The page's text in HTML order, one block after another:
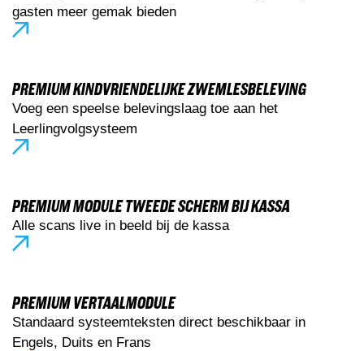
gasten meer gemak bieden
PREMIUM KINDVRIENDELIJKE ZWEMLESBELEVING
Voeg een speelse belevingslaag toe aan het
Leerlingvolgsysteem
PREMIUM MODULE TWEEDE SCHERM BIJ KASSA
Alle scans live in beeld bij de kassa
PREMIUM VERTAALMODULE
Standaard systeemteksten direct beschikbaar in
Engels, Duits en Frans